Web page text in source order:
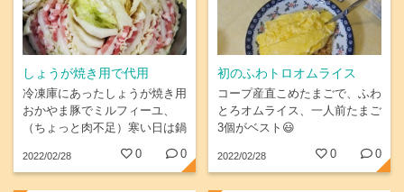
しょうが焼き用で代用
冷凍庫にあったしょうが焼き用
おかやま豚でミルフィーユ、
（ちょっと肉不足）寒い日は鍋
2022/02/28 0 0
初のふわトロオムライス
コープ産直こめたまごで、ふわ
とろオムライス、一人前たまご
3個がベスト😃
2022/02/28 0 0